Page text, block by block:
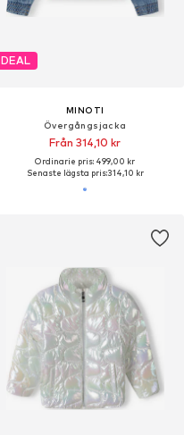
DEAL
MINOTI
Övergångsjacka
Från 314,10 kr
Ordinarie pris: 499,00 kr
Senaste lägsta pris:314,10 kr